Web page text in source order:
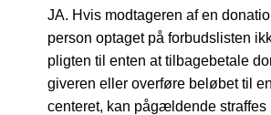
JA. Hvis modtageren af en
person optaget på forbudslisten
pligten til enten at tilbagebetale
giveren eller overføre beløbet til
centeret, kan pågældende straffes